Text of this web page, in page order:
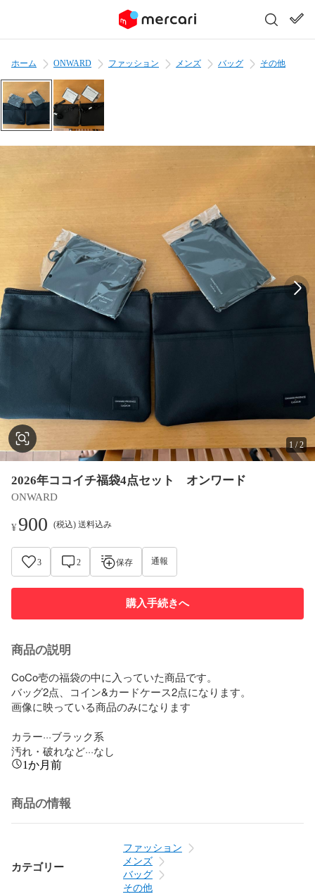
ホーム ONWARD ファッション メンズ バッグ その他
1 /2
2026年ココイチ福袋4点セット オンワード
ONWARD
¥900 (税込) 送料込み
3 2 保存 通報
購入手続きへ
商品の説明
CoCo壱の福袋の中に入っていた商品です。
バッグ2点、コイン&カードケース2点になります。
画像に映っている商品のみになります
カラー···ブラック系
汚れ・破れなど···なし
1か月前
商品の情報
カテゴリー
ファッション
メンズ
バッグ
その他